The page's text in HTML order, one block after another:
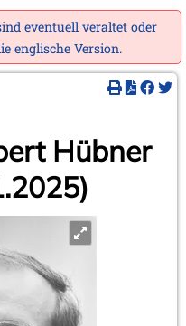
eventuell veraltet oder
englische Version.
Hübner